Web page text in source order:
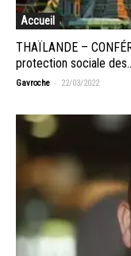
Accueil
THAÏLANDE –
protection sociale
Gavroche - 22/03/2022